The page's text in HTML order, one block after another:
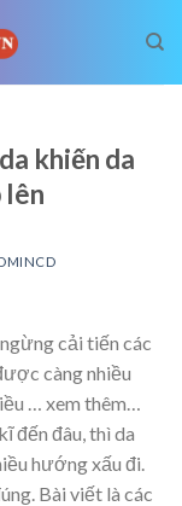
khiến da
lên
cải tiến các
càng nhiều
… xem thêm…
đến đâu, thì da
hướng xấu đi.
Bài viết là các